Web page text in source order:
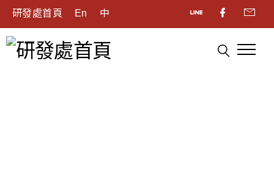
研發處首頁 En 中